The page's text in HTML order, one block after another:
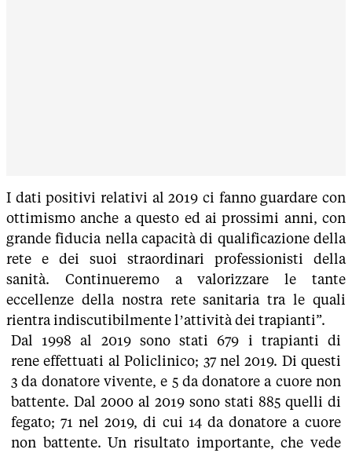
I dati positivi relativi al 2019 ci fanno guardare con
ottimismo anche a questo ed ai prossimi anni, con
grande fiducia nella capacità di qualificazione della
rete e dei suoi straordinari professionisti della
sanità. Continueremo a valorizzare le tante
eccellenze della nostra rete sanitaria tra le quali
rientra indiscutibilmente l’attività dei trapianti”.
Dal 1998 al 2019 sono stati 679 i trapianti di
rene effettuati al Policlinico; 37 nel 2019. Di questi
3 da donatore vivente, e 5 da donatore a cuore non
battente. Dal 2000 al 2019 sono stati 885 quelli di
fegato; 71 nel 2019, di cui 14 da donatore a cuore
non battente. Un risultato importante, che vede